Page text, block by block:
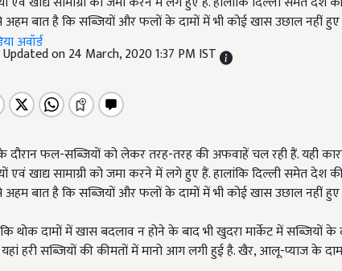
अवॉर्ड
अहम बात है कि सब्जियों और फलों के दामों में भी कोई खास उछाल नहीं हुए
Updated on 24 March, 2020 1:37 PM IST
दौरान फल-सब्जियों को लेकर तरह-तरह की अफवाहें चल रही हैं. यही
एवं खाद्य सामाग्री को जमा करने में लगे हुए हैं. हालांकि दिल्ली समेत देश
अहम बात है कि सब्जियों और फलों के दामों में भी कोई खास उछाल नहीं हुए
थोक दामों में खास बदलाव न होने के बाद भी खुदरा मार्केट में सब्जियों
हरी सब्जियों की कीमतों में मानो आग लगी हुई है. खैर, आलू-प्याज के दाम